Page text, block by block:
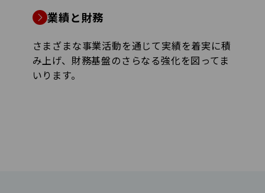
業績と財務
さまざまな事業活動を通じて実績を着実に積
み上げ、財務基盤のさらなる強化を図ってま
いります。